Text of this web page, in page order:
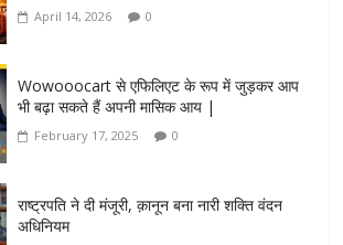
April 14, 2026 0
Wowooocart से एफिलिएट के रूप में जुड़कर आप
भी बढ़ा सकते हैं अपनी मासिक आय |
February 17, 2025 0
राष्ट्रपति ने दी मंजूरी, क़ानून बना नारी शक्ति वंदन
अधिनियम